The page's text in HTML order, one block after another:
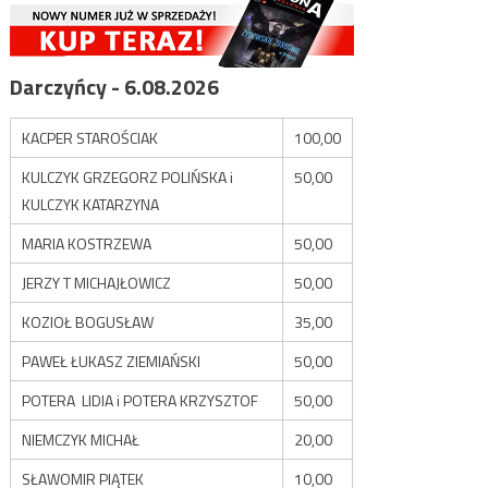
Darczyńcy - 6.08.2026
KACPER STAROŚCIAK
100,00
KULCZYK GRZEGORZ POLIŃSKA i
KULCZYK KATARZYNA
50,00
MARIA KOSTRZEWA
50,00
JERZY T MICHAJŁOWICZ
50,00
KOZIOŁ BOGUSŁAW
35,00
PAWEŁ ŁUKASZ ZIEMIAŃSKI
50,00
POTERA LIDIA i POTERA KRZYSZTOF
50,00
NIEMCZYK MICHAŁ
20,00
SŁAWOMIR PIĄTEK
10,00